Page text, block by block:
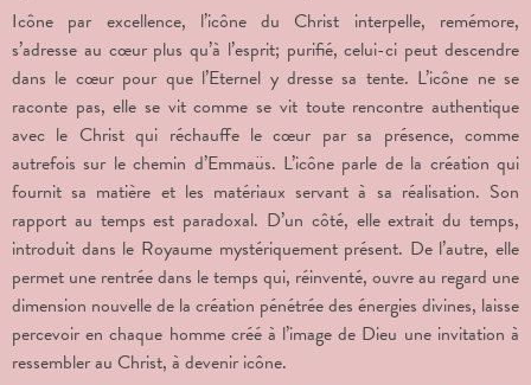
Icône par excellence, l’icône du Christ interpelle, remémore,
s’adresse au cœur plus qu’à l’esprit; purifié, celui-ci peut descendre
dans le cœur pour que l’Eternel y dresse sa tente. L’icône ne se
raconte pas, elle se vit comme se vit toute rencontre authentique
avec le Christ qui réchauffe le cœur par sa présence, comme
autrefois sur le chemin d’Emmaüs. L’icône parle de la création qui
fournit sa matière et les matériaux servant à sa réalisation. Son
rapport au temps est paradoxal. D’un côté, elle extrait du temps,
introduit dans le Royaume mystériquement présent. De l’autre, elle
permet une rentrée dans le temps qui, réinventé, ouvre au regard une
dimension nouvelle de la création pénétrée des énergies divines, laisse
percevoir en chaque homme créé à l’image de Dieu une invitation à
ressembler au Christ, à devenir icône.